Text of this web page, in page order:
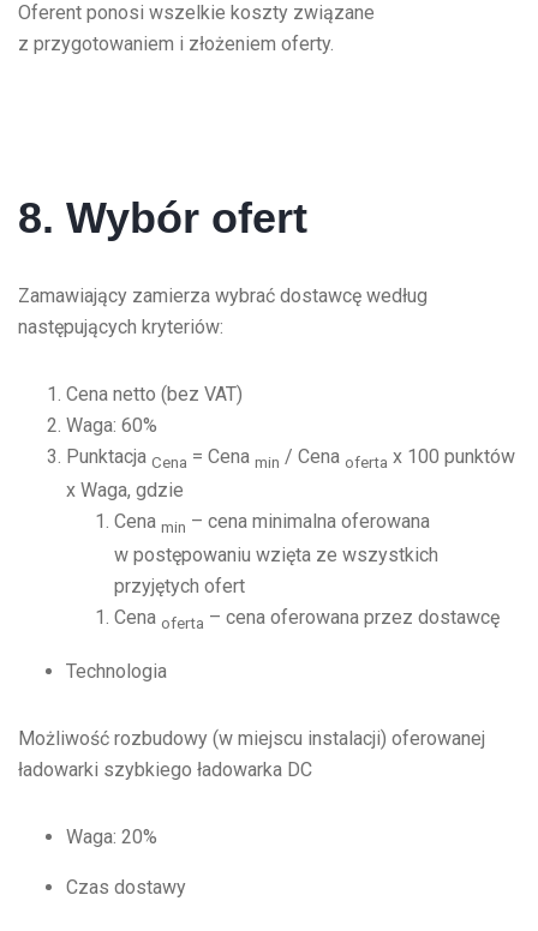
Oferent ponosi wszelkie koszty związane
z przygotowaniem i złożeniem oferty.
8. Wybór ofert
Zamawiający zamierza wybrać dostawcę według
następujących kryteriów:
Cena netto (bez VAT)
Waga: 60%
Punktacja Cena = Cena min / Cena oferta x 100 punktów
x Waga, gdzie
Cena min – cena minimalna oferowana
w postępowaniu wzięta ze wszystkich
przyjętych ofert
Cena oferta – cena oferowana przez dostawcę
Technologia
Możliwość rozbudowy (w miejscu instalacji) oferowanej
ładowarki szybkiego ładowarka DC
Waga: 20%
Czas dostawy